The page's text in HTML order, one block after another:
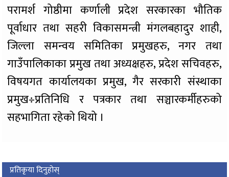
परामर्श गोष्ठीमा कर्णाली प्रदेश सरकारका भौतिक
पूर्वाधार तथा सहरी विकासमन्त्री मंगलबहादुर शाही,
जिल्ला समन्वय समितिका प्रमुखहरु, नगर तथा
गाउँपालिकाका प्रमुख तथा अध्यक्षहरु, प्रदेश सचिवहरु,
विषयगत कार्यालयका प्रमुख, गैर सरकारी संस्थाका
प्रमुख÷प्रतिनिधि र पत्रकार तथा सञ्चारकर्मीहरुको
सहभागिता रहेको थियो ।
प्रतिकृया दिनुहोस्